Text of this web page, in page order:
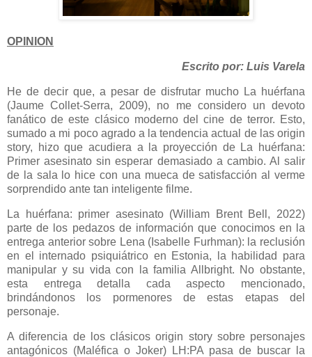
OPINION
Escrito por: Luis Varela
He de decir que, a pesar de disfrutar mucho La huérfana
(Jaume Collet-Serra, 2009), no me considero un devoto
fanático de este clásico moderno del cine de terror. Esto,
sumado a mi poco agrado a la tendencia actual de las origin
story, hizo que acudiera a la proyección de La huérfana:
Primer asesinato sin esperar demasiado a cambio. Al salir
de la sala lo hice con una mueca de satisfacción al verme
sorprendido ante tan inteligente filme.
La huérfana: primer asesinato (William Brent Bell, 2022)
parte de los pedazos de información que conocimos en la
entrega anterior sobre Lena (Isabelle Furhman): la reclusión
en el internado psiquiátrico en Estonia, la habilidad para
manipular y su vida con la familia Allbright. No obstante,
esta entrega detalla cada aspecto mencionado,
brindándonos los pormenores de estas etapas del
personaje.
A diferencia de los clásicos origin story sobre personajes
antagónicos (Maléfica o Joker) LH:PA pasa de buscar la